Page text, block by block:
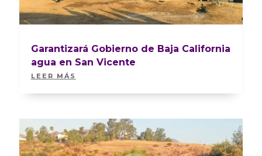
Garantizará Gobierno de Baja California
agua en San Vicente
LEER MÁS